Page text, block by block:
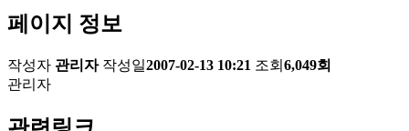
페이지 정보
작성자 관리자 작성일2007-02-13 10:21 조회 6,049회
관리자